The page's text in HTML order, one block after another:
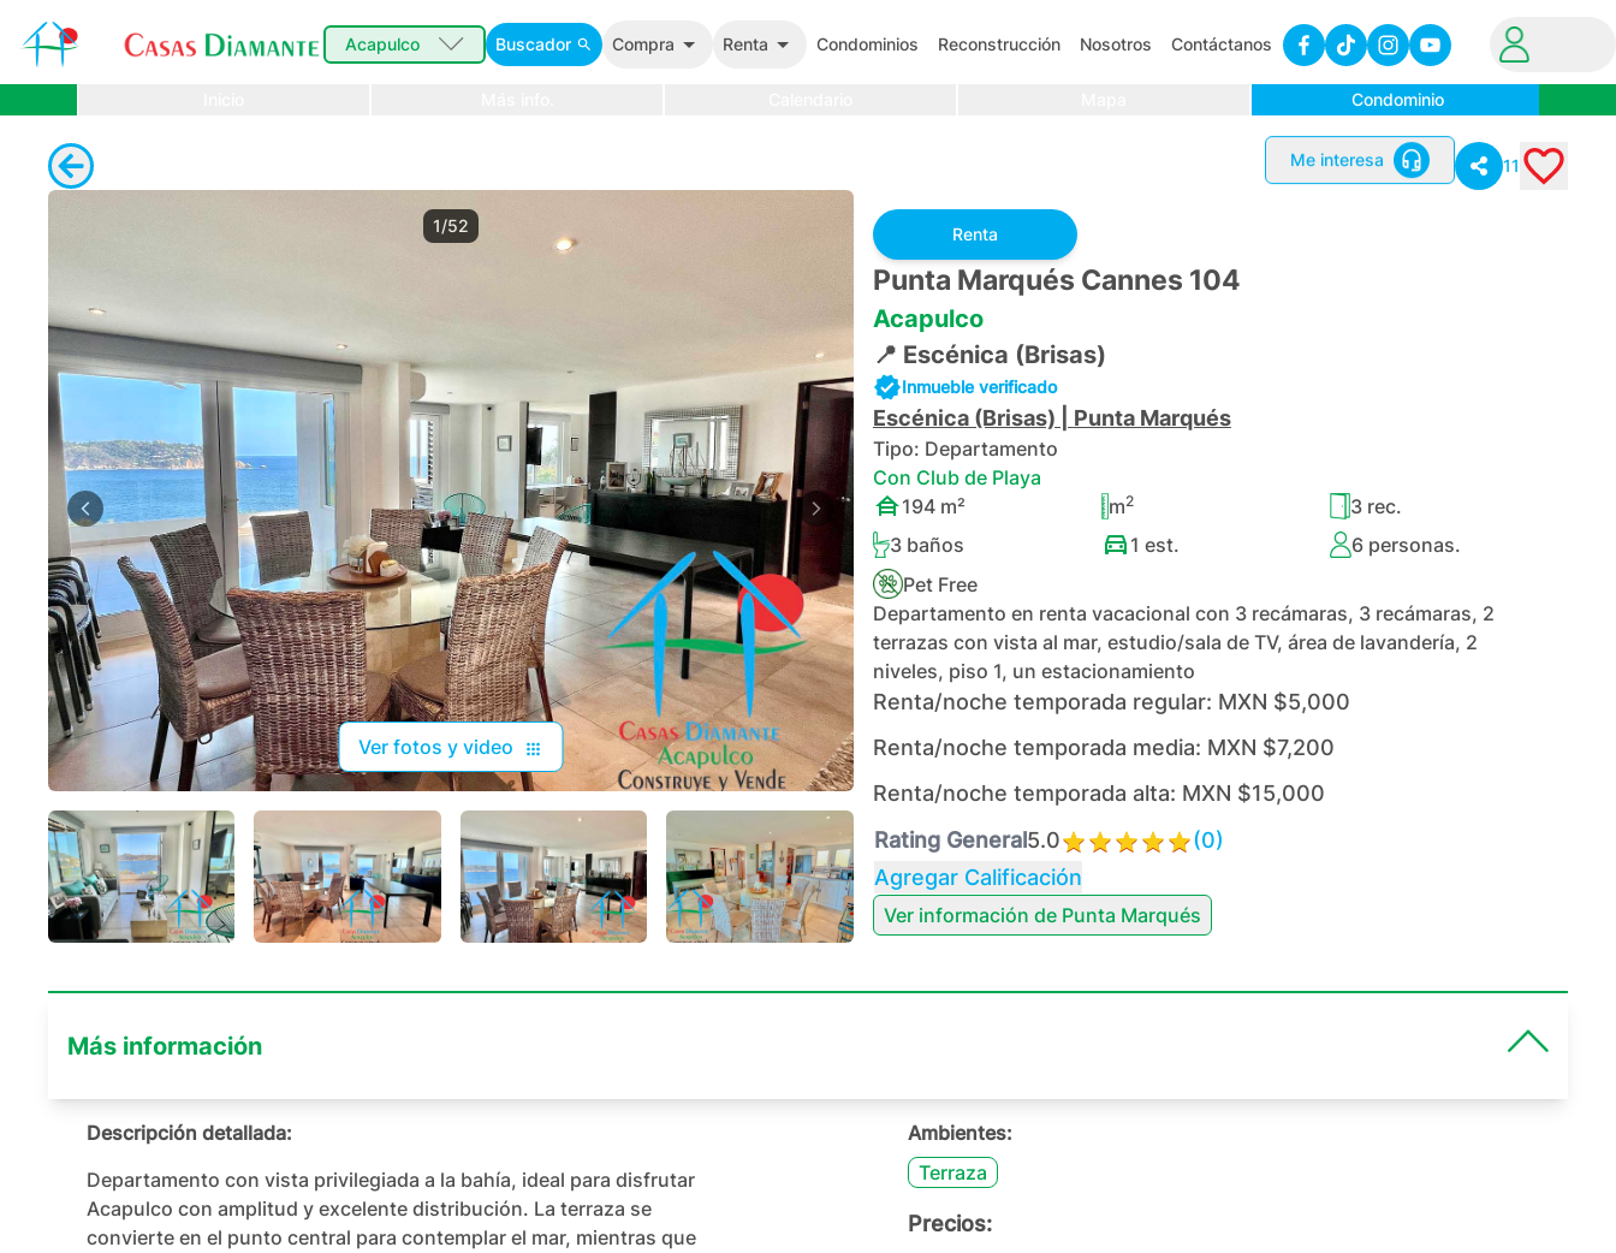
Acapulco Buscador Compra Renta Condominios Reconstrucción Nosotros Contáctanos
Condominio
Me interesa 11
1/52
Ver fotos y video
Renta
Punta Marqués Cannes 104
Acapulco
📍 Escénica (Brisas)
Inmueble verificado
Escénica (Brisas) Punta Marqués
Tipo: Departamento
Con Club de Playa
194m² m2 3rec.
3 baños 1 est. 6 personas.
Pet Free
Departamento en renta vacacional con 3 recámaras, 3 recámaras, 2
terrazas con vista al mar, estudio/sala de TV, área de lavandería, 2
niveles, piso 1, un estacionamiento
Renta/noche temporada regular: MXN $5,000
Renta/noche temporada media: MXN $7,200
Renta/noche temporada alta: MXN $15,000
Rating General 5.0 (0)
Agregar Calificación
Ver información de Punta Marqués
Más información
Descripción detallada:
Departamento con vista privilegiada a la bahía, ideal para disfrutar
Acapulco con amplitud y excelente distribución. La terraza se
convierte en el punto central para contemplar el mar, mientras que
Ambientes:
Terraza
Precios: